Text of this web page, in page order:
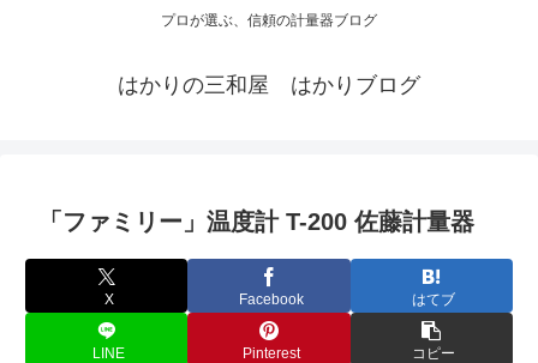
プロが選ぶ、信頼の計量器ブログ
はかりの三和屋 はかりブログ
「ファミリー」温度計 T-200 佐藤計量器
X Facebook はてブ
LINE Pinterest コピー